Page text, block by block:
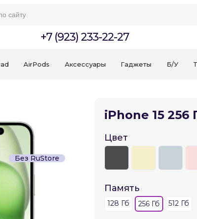
+7 (923) 233-22-27
AirPods Аксессуары Гаджеты Б/У
Без RuStore
iPhone 15
Цвет
Память
128 Гб 256 Гб 512 Гб
всех банков
без переплат